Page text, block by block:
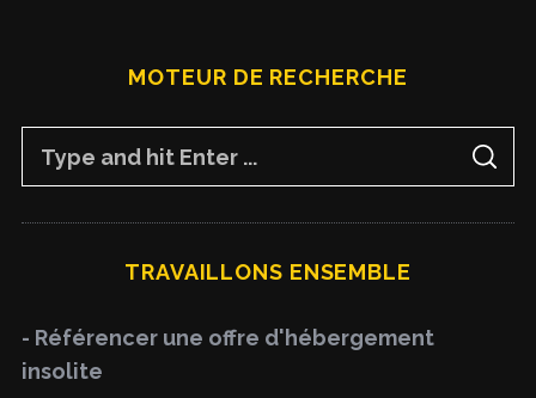
MOTEUR DE RECHERCHE
f
o
S
A
C
TRAVAILLONS ENSEMBLE
- Référencer une offre d'hébergement
insolite